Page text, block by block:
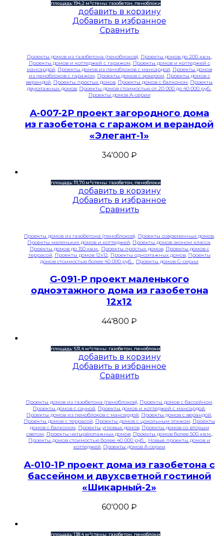
площадь: 194,2 м²стены: газобетон, пеноблоки
добавить в корзину
Добавить в избранное
Сравнить
Проекты домов из газобетона (пеноблоков), Проекты домов до 200 кв.м.,
Проекты домов и коттеджей с гаражом, Проекты домов и коттеджей с
мансардой, Проекты домов из пеноблоков с мансардой, Проекты домов
из пеноблоков с гаражом, Проекты домов с эркером, Проекты домов с
верандой, Проекты простых домов, Проекты домов с балконом, Проекты
двухэтажных домов, Проекты домов стоимостью от 20 000 до 40 000 руб.,
Проекты домов A-серии
A-007-2P проект загородного дома
из газобетона с гаражом и верандой
«Элегант-1»
34'000 ₽
площадь: 111,70 м²стены: газобетон, пеноблоки
добавить в корзину
Добавить в избранное
Сравнить
Проекты домов из газобетона (пеноблоков), Проекты современных домов,
Проекты маленьких домов и коттеджей, Проекты домов эконом класса,
Проекты домов до 150 кв.м., Проекты простых домов, Проекты домов с
террасой, Проекты домов 12x12, Проекты одноэтажных домов, Проекты
домов стоимостью более 40 000 руб. , Проекты домов G-серии
G-091-P проект маленького
одноэтажного дома из газобетона
12х12
44'800 ₽
площадь: 531,4 м²стены: газобетон, пеноблоки
добавить в корзину
Добавить в избранное
Сравнить
Проекты домов из газобетона (пеноблоков), Проекты домов с бассейном,
Проекты домов с сауной, Проекты домов и коттеджей с мансардой,
Проекты домов из пеноблоков с мансардой, Проекты домов с верандой,
Проекты домов с террасой, Проекты домов с цокольным этажом, Проекты
домов с балконом, Проекты угловых домов, Проекты домов со вторым
светом, Проекты четырёхэтажных домов, Проекты домов более 500 кв.м.,
Проекты домов стоимостью более 40 000 руб. , Новые проекты домов и
коттеджей, Проекты домов A-серии
A-010-1P проект дома из газобетона с
бассейном и двухсветной гостиной
«Шикарный-2»
60'000 ₽
площадь: 138,4 м²стены: газобетон, пеноблоки